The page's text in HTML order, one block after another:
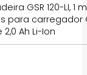
GSR 120-LI, 1
carregador
Ah Li-Ion